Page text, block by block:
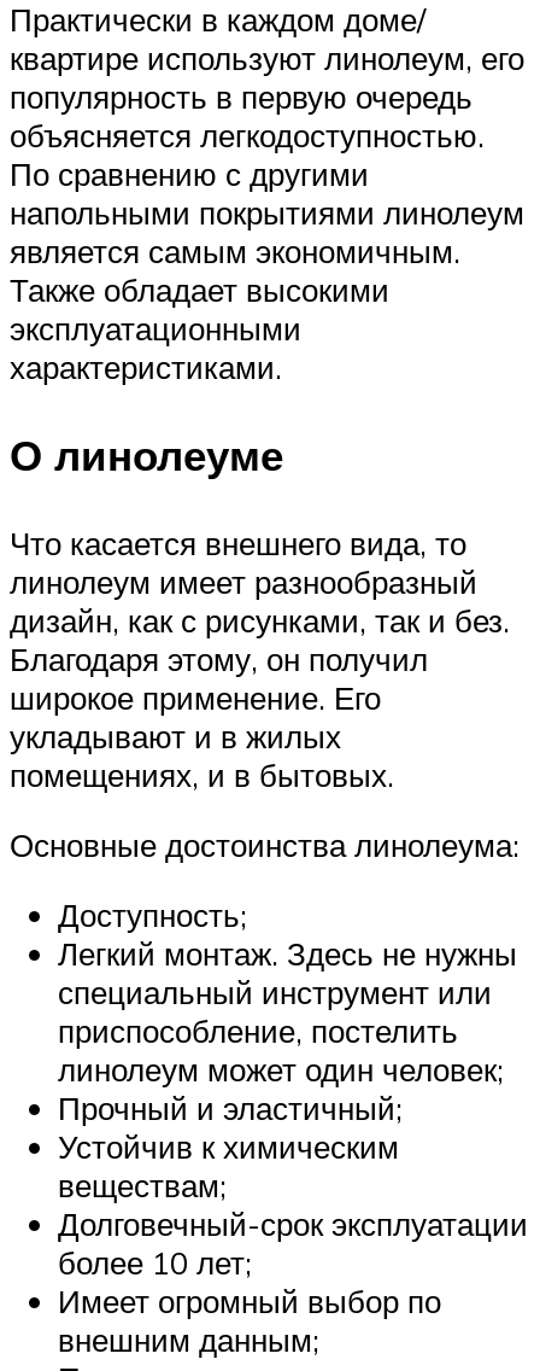
Практически в каждом доме/
квартире используют линолеум, его
популярность в первую очередь
объясняется легкодоступностью.
По сравнению с другими
напольными покрытиями линолеум
является самым экономичным.
Также обладает высокими
эксплуатационными
характеристиками.
О линолеуме
Что касается внешнего вида, то
линолеум имеет разнообразный
дизайн, как с рисунками, так и без.
Благодаря этому, он получил
широкое применение. Его
укладывают и в жилых
помещениях, и в бытовых.
Основные достоинства линолеума:
Доступность;
Легкий монтаж. Здесь не нужны
специальный инструмент или
приспособление, постелить
линолеум может один человек;
Прочный и эластичный;
Устойчив к химическим
веществам;
Долговечный-срок эксплуатации
более 10 лет;
Имеет огромный выбор по
внешним данным;